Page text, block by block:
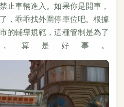
止車輛進入。如果你是開車，
，乖乖找外圍停車位吧。根據
的輔導規範，這種管制是為了
算是好事。